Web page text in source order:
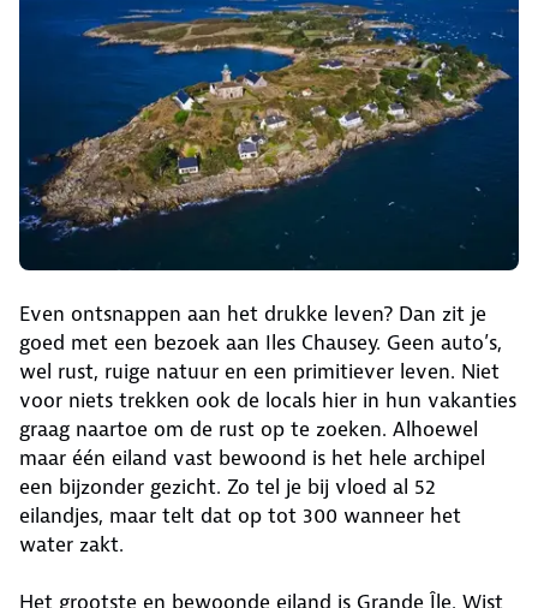
Even ontsnappen aan het drukke leven? Dan zit je
goed met een bezoek aan Iles Chausey. Geen auto’s,
wel rust, ruige natuur en een primitiever leven. Niet
voor niets trekken ook de locals hier in hun vakanties
graag naartoe om de rust op te zoeken. Alhoewel
maar één eiland vast bewoond is het hele archipel
een bijzonder gezicht. Zo tel je bij vloed al 52
eilandjes, maar telt dat op tot 300 wanneer het
water zakt.
Het grootste en bewoonde eiland is Grande Île. Wist